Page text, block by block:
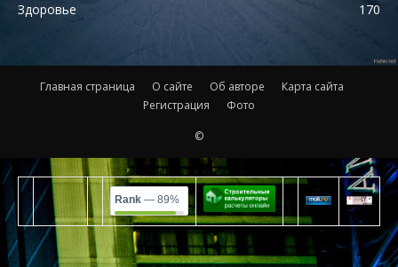
Здоровье
170
Главная страница О сайте Об авторе
Карта сайта
Регистрация
Фото
©
Rank — 89%